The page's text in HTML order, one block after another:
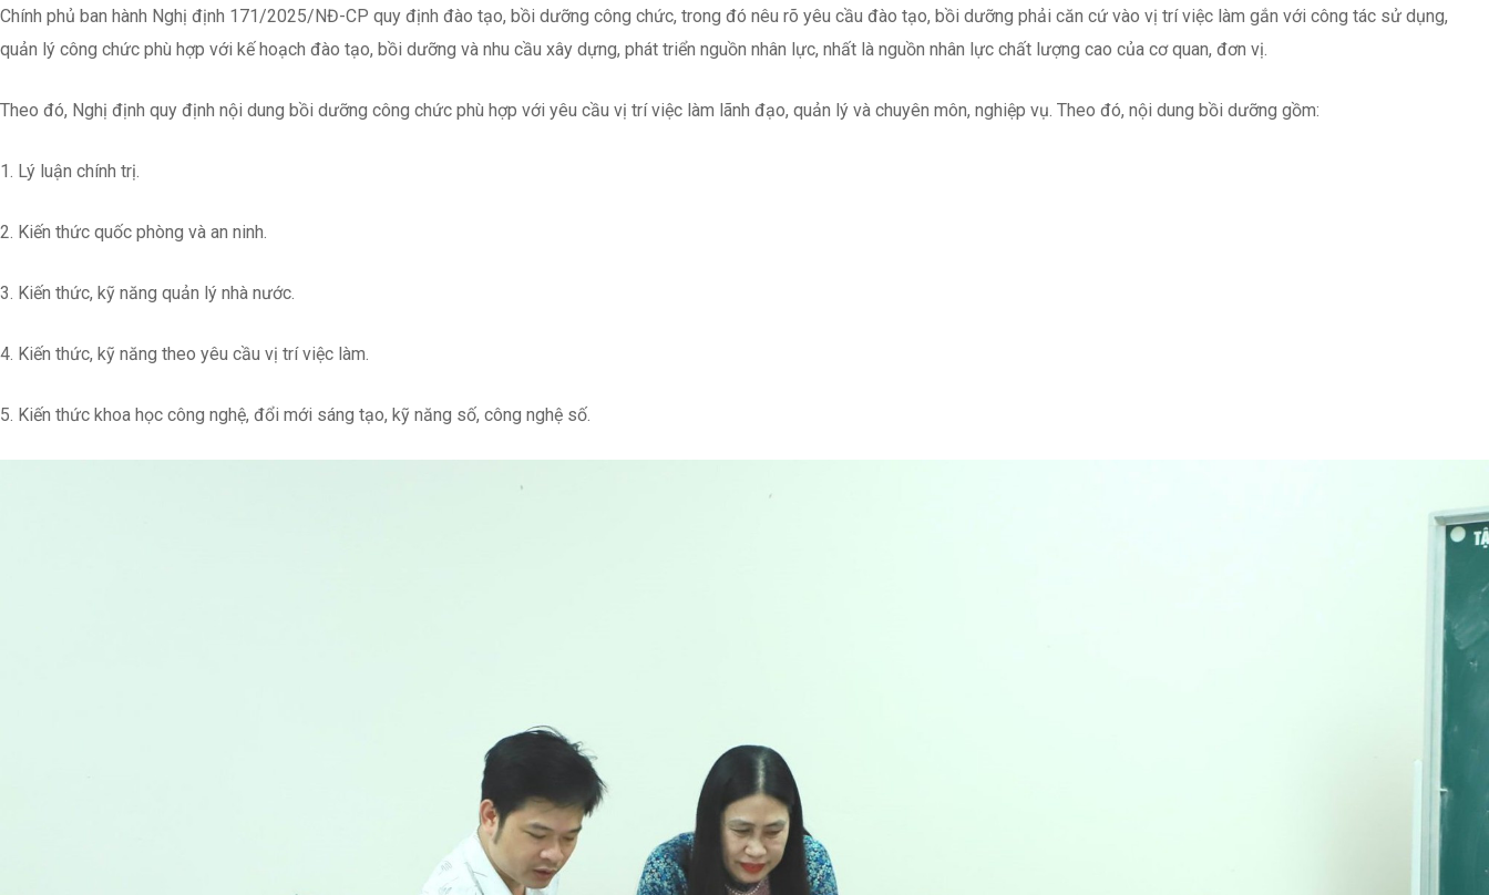
Chính phủ ban hành Nghị định 171/2025/NĐ-CP quy định đào tạo, bồi dưỡng công chức, trong đó nêu rõ yêu cầu đào tạo, bồi dưỡng phải căn cứ vào vị trí việc làm gắn với công tác sử dụng,
quản lý công chức phù hợp với kế hoạch đào tạo, bồi dưỡng và nhu cầu xây dựng, phát triển nguồn nhân lực, nhất là nguồn nhân lực chất lượng cao của cơ quan, đơn vị.
Theo đó, Nghị định quy định nội dung bồi dưỡng công chức phù hợp với yêu cầu vị trí việc làm lãnh đạo, quản lý và chuyên môn, nghiệp vụ. Theo đó, nội dung bồi dưỡng gồm:
1. Lý luận chính trị.
2. Kiến thức quốc phòng và an ninh.
3. Kiến thức, kỹ năng quản lý nhà nước.
4. Kiến thức, kỹ năng theo yêu cầu vị trí việc làm.
5. Kiến thức khoa học công nghệ, đổi mới sáng tạo, kỹ năng số, công nghệ số.